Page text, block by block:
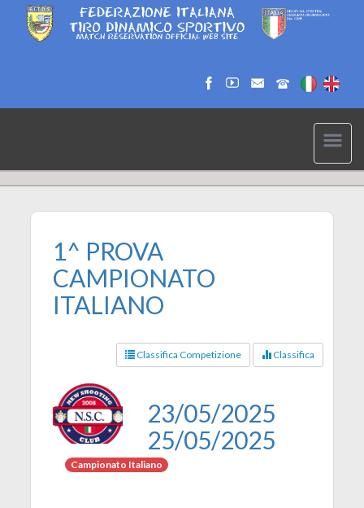
1^ PROVA
CAMPIONATO
ITALIANO
Classifica Competizione Classifica
Campionato Italiano
23/05/2025
25/05/2025